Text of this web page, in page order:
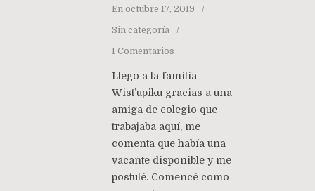
En octubre 17, 2019
Sin categoría
1 Comentarios
Llego a la familia
Wist’upiku gracias a una
amiga de colegio que
trabajaba aquí, me
comenta que había una
vacante disponible y me
postulé. Comencé como